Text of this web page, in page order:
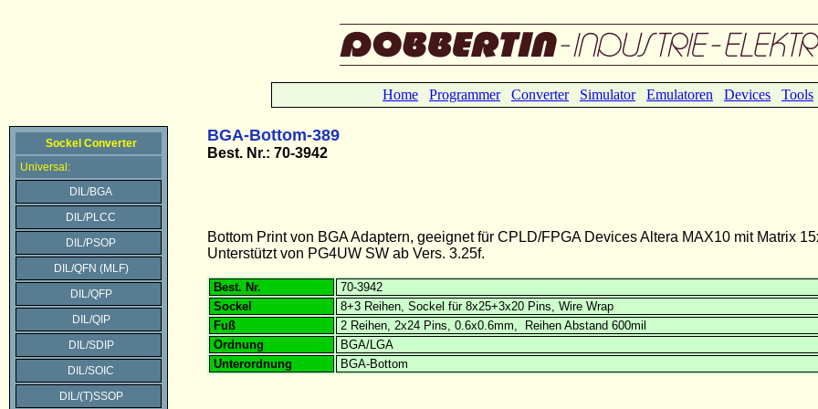
Home Programmer Converter Simulator Emulatoren Devices Tools
Sockel Converter
Universal:
DIL/BGA
DIL/PLCC
DIL/PSOP
DIL/QFN (MLF)
DIL/QFP
DIL/QIP
DIL/SDIP
DIL/SOIC
DIL/(T)SSOP
BGA-Bottom-389
Best. Nr.: 70-3942
Bottom Print von BGA Adaptern, geeignet für CPLD/FPGA Devices Altera MAX10 mit Matrix
Unterstützt von PG4UW SW ab Vers. 3.25f.
Best. Nr.
70-3942
Sockel
8+3 Reihen, Sockel für 8x25+3x20 Pins, Wire Wrap
Fuß
2 Reihen, 2x24 Pins, 0.6x0.6mm, Reihen Abstand 600mil
Ordnung
BGA/LGA
Unterordnung
BGA-Bottom